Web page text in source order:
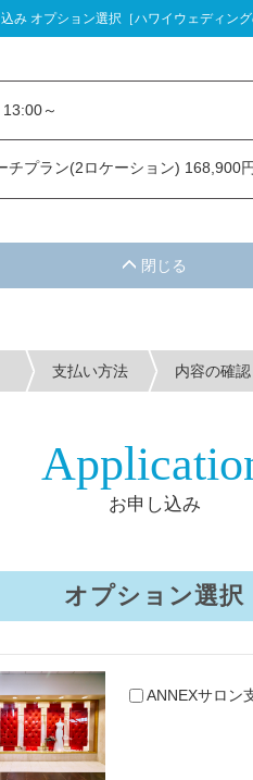
ン選択
み オプション選択［ハワイウェディング
～
チプラン(2ロケーション) 168,900円
支払い方法 内容の確認
お申し込み
オプション選択
ANNEXサロン